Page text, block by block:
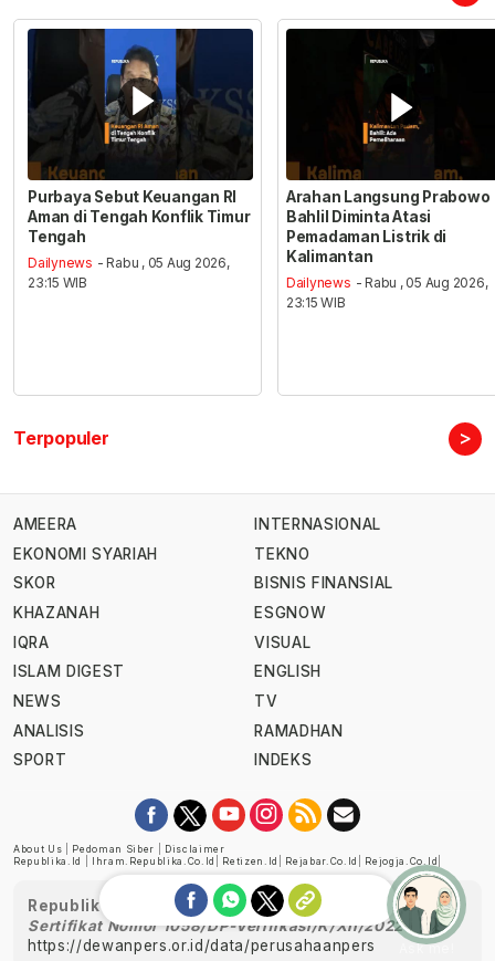
Purbaya Sebut Keuangan RI
Aman di Tengah Konflik Timur
Tengah
Dailynews - Rabu , 05 Aug 2026,
23:15 WIB
Arahan Langsung Prabowo
Bahlil Diminta Atasi
Pemadaman Listrik di
Kalimantan
Dailynews - Rabu , 05 Aug 2026,
23:15 WIB
Terpopuler >
AMEERA
EKONOMI SYARIAH
SKOR
KHAZANAH
IQRA
ISLAM DIGEST
NEWS
ANALISIS
SPORT
INTERNASIONAL
TEKNO
BISNIS FINANSIAL
ESGNOW
VISUAL
ENGLISH
TV
RAMADHAN
INDEKS
About Us Pedoman Siber
Disclaimer
Republika.id
Ihram.republika.co.id Retizen.id Rejabar.co.id Rejogja.co.id
Republika telah diverifikasi oleh Dewan Pers
Sertifikat Nomor 1058/DP-Verifikasi/K/XII/2022
https://dewanpers.or.id/data/perusahaanpers
Ask me!